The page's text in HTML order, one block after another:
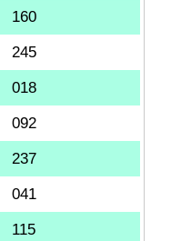
160
245
018
092
237
041
115